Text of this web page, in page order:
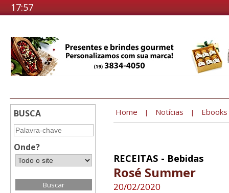
17:57
BUSCA
Onde?
Home | Notícias | Ebooks
RECEITAS - Bebidas
Rosé Summer
20/02/2020